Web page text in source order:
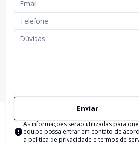
Enviar
As informações serão utilizadas para
equipe possa entrar em contato de
a política de privacidade e termos de